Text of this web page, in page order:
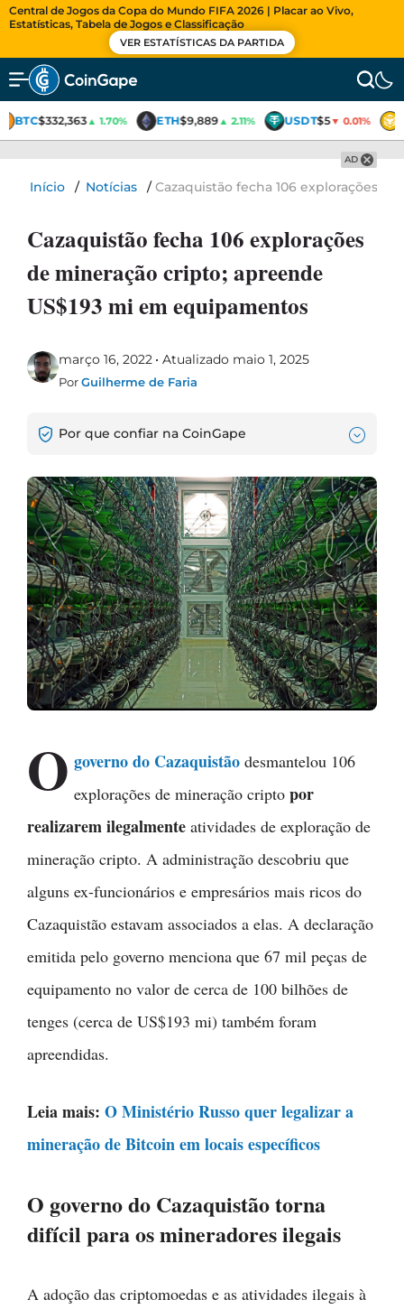
Central de Jogos da Copa do Mundo FIFA 2026 | Placar ao Vivo,
Estatísticas, Tabela de Jogos e Classificação
VER ESTATÍSTICAS DA PARTIDA
BTC$332,363▲ 1.70% ETH$9,889▲ 2.11% USDT$5▼ 0.01%
AD
Início / Notícias /Cazaquistão fecha 106 explorações
Cazaquistão fecha 106 explorações
de mineração cripto; apreende
US$193 mi em equipamentos
março 16, 2022 Atualizado maio 1, 2025
PorGuilherme de Faria
Por que confiar na CoinGape
O governo do Cazaquistão desmantelou 106
explorações de mineração criptopor
realizarem ilegalmente atividades de exploração de
mineração cripto. A administração descobriu que
alguns ex-funcionários e empresários mais ricos do
Cazaquistão estavam associados a elas. A declaração
emitida pelo governo menciona que 67 mil peças de
equipamento no valor de cerca de 100 bilhões de
tenges (cerca de US$193 mi) também foram
apreendidas.
Leia mais: O Ministério Russo quer legalizar a
mineração de Bitcoin em locais específicos
O governo do Cazaquistão torna
difícil para os mineradores ilegais
A adoção das criptomoedas e as atividades ilegais à